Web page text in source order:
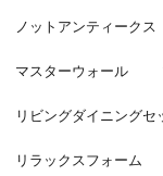
ノットアンティークス
マスターウォール
リビングダイニングセ
リラックスフォーム